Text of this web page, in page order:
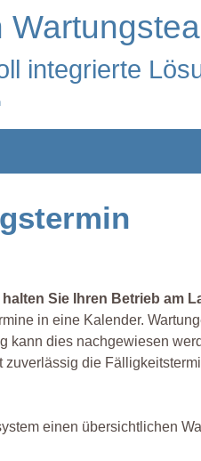
integrierte
Sie Ihren Betrieb am
in eine Kalender.
kann dies nachgewiesen
die
einen übersichtlichen